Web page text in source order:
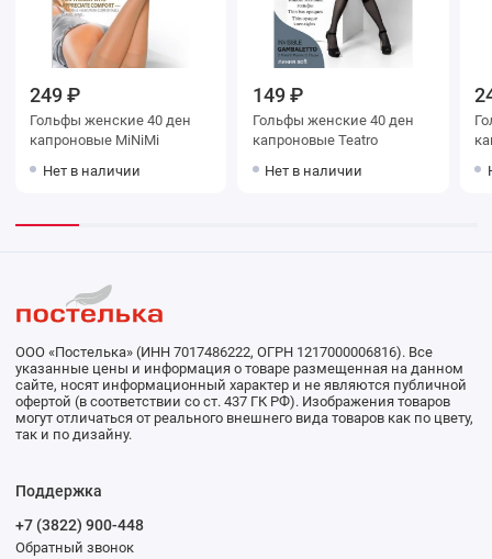
249 ₽
Гольфы женские 40 ден
капроновые MiNiMi
Нет в наличии
149 ₽
Гольфы женские 40 ден
капроновые Teatro
Нет в наличии
ООО «Постелька» (ИНН 7017486222, ОГРН 1217000006816). Все
указанные цены и информация о товаре размещенная на данном
сайте, носят информационный характер и не являются публичной
офертой (в соответствии со ст. 437 ГК РФ). Изображения товаров
могут отличаться от реального внешнего вида товаров как по цвету,
так и по дизайну.
Поддержка
+7 (3822) 900-448
Обратный звонок